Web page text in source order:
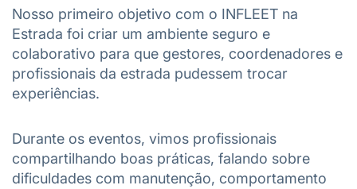
Nosso primeiro objetivo com o INFLEET na
Estrada foi criar um ambiente seguro e
colaborativo para que gestores, coordenadores e
profissionais da estrada pudessem trocar
experiências.
Durante os eventos, vimos profissionais
compartilhando boas práticas, falando sobre
dificuldades com manutenção, comportamento